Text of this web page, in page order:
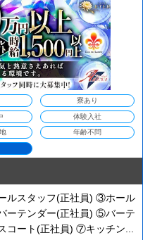
寮あり
体験入社
年齢不問
ルスタッフ(正社員) ③ホール
ーテンダー(正社員) ⑤バーテ
コート(正社員) ⑦キッチン...